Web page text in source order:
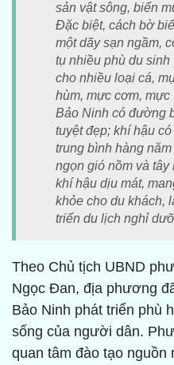
sản vật sông, biển
Đặc biệt, cách bờ
một dãy sạn ngầm,
tụ nhiều phù du
cho nhiều loại cá,
hùm, mực cơm, mực
Bảo Ninh có đường
tuyệt đẹp; khí hậu
trung bình hàng
ngọn gió nồm và
khí hậu dịu mát,
khỏe cho du khách,
triển du lịch nghỉ
Theo Chủ tịch UBND
Ngọc Đan, địa phương
Bảo Ninh phát triển phù
sống của người dân.
quan tâm đào tạo nguồn